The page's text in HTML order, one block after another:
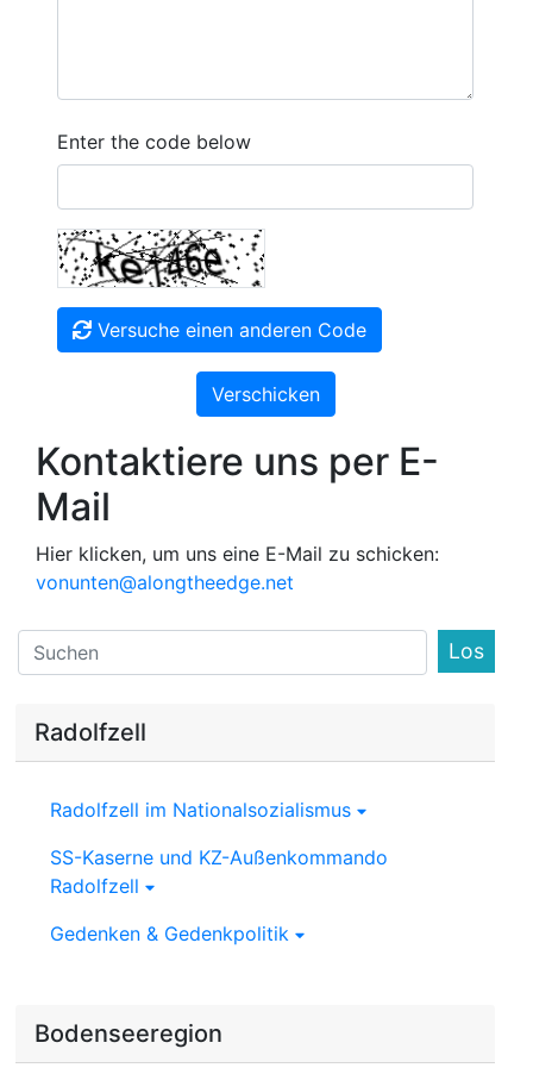
Enter the code below
Versuche einen anderen Code
Kontaktiere uns per E-
Mail
Hier klicken, um uns eine E-Mail zu schicken:
vonunten@alongtheedge.net
Find
Radolfzell
Radolfzell im Nationalsozialismus
SS-Kaserne und KZ-Außenkommando
Radolfzell
Gedenken & Gedenkpolitik
Bodenseeregion